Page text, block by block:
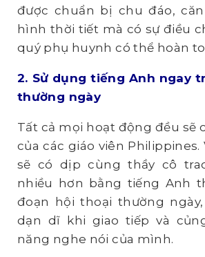
được chuẩn bị chu đáo,
hình thời tiết mà có sự điều
quý phụ huynh có thể hoàn
2. Sử dụng tiếng Anh ngay
thường ngày
Tất cả mọi hoạt động đều sẽ
của các giáo viên Philippines.
sẽ có dịp cùng thầy cô
nhiều hơn bằng tiếng Anh
đoạn hội thoại thường
dạn dĩ khi giao tiếp và
năng nghe nói của mình.